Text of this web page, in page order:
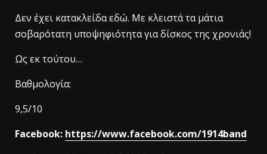
Δεν έχει κατακλείδα εδώ. Με κλειστά τα μάτια
σοβαρότατη υποψηφιότητα για δίσκος της χρονιάς!
Ως εκ τούτου…
Βαθμολογία:
9,5/10
Facebook: https://www.facebook.com/1914band